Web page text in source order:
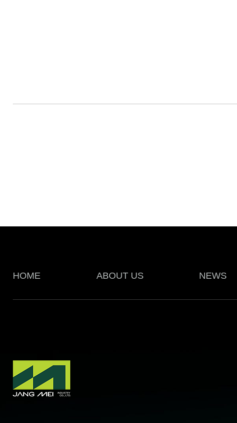
HOME ABOUT US NEWS